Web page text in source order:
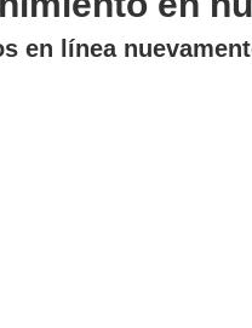
en línea